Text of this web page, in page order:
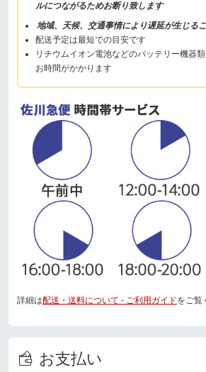
ルにつながるためお断り致します
地域、天候、交通事情により遅延が生じる
配送予定は最短での目安です
リチウムイオン電池などのバッテリー機器
お時間がかかります
詳細は配送・送料について - ご利用ガイドをご覧
お支払い